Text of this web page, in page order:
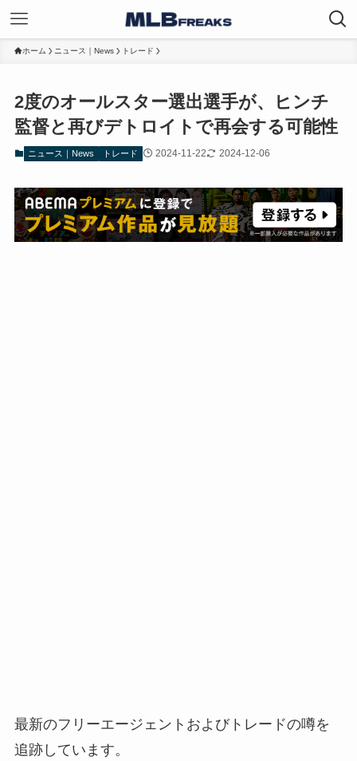
ホーム ニュース｜News トレード
2度のオールスター選出選手が、ヒンチ
監督と再びデトロイトで再会する可能性
ニュース｜News トレード 2024-11-22 2024-12-06
最新のフリーエージェントおよびトレードの噂を
追跡しています。